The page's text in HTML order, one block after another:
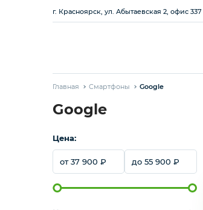
г. Красноярск, ул. Абытаевская 2, офис 337
Игровые приставки и
Главная Смартфоны Google
Google
Цена:
37 900 55 900